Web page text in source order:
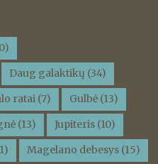
Daug galaktikų (34)
ratai(7) Gulbė(13)
(13) Jupiteris(10)
Magelano debesys(15)